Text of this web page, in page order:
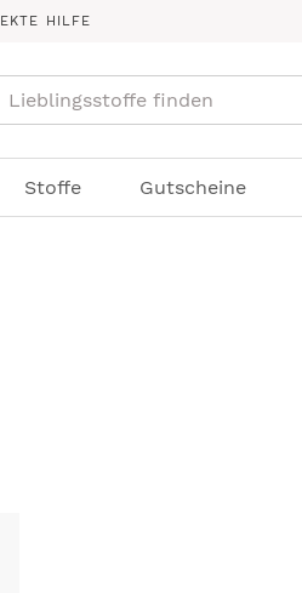
HILFE
Stoffe Gutscheine